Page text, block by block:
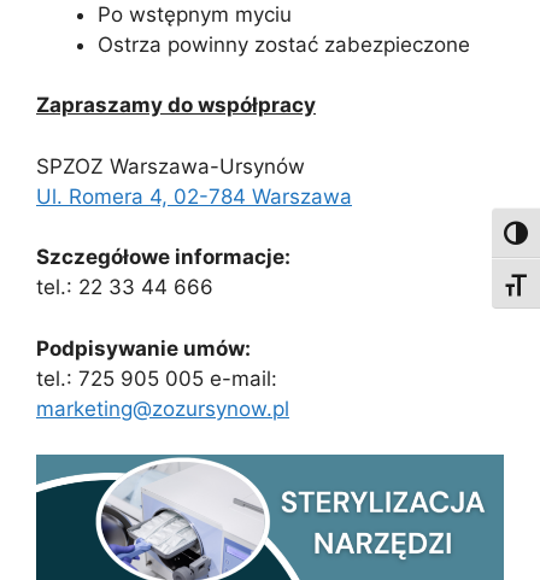
Po wstępnym myciu
Ostrza powinny zostać zabezpieczone
Zapraszamy do współpracy
SPZOZ Warszawa-Ursynów
Ul. Romera 4, 02-784 Warszawa
Szczegółowe informacje:
tel.: 22 33 44 666
Podpisywanie umów:
tel.: 725 905 005 e-mail:
marketing@zozursynow.pl